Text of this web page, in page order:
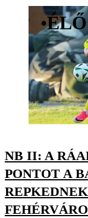
•ÉLŐ
NB II: A
PONTOT A